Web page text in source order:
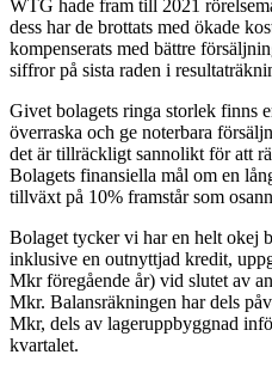
WTG hade fram till 2021
dess har de brottats med ökade
kompenserats med bättre
siffror på sista raden i
Givet bolagets ringa storlek finns
överraska och ge noterbara
det är tillräckligt sannolikt för att
Bolagets finansiella mål om en
tillväxt på 10% framstår som
Bolaget tycker vi har en helt okej
inklusive en outnyttjad kredit,
Mkr föregående år) vid slutet av
Mkr. Balansräkningen har dels
Mkr, dels av lageruppbyggnad
kvartalet.